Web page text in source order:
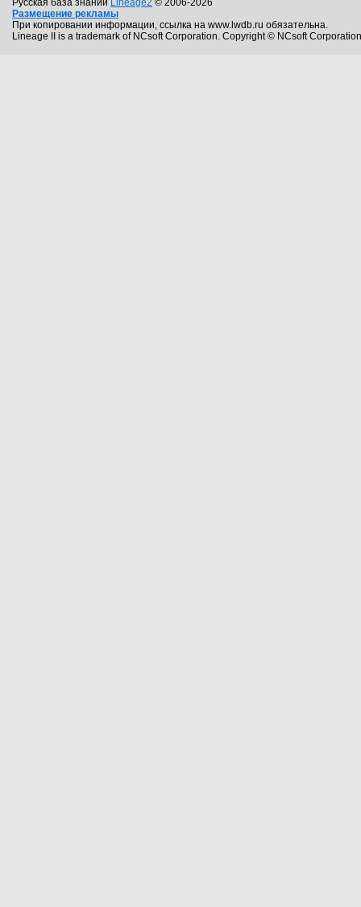
Русская база знаний Lineage2 © 2006-2026
Размещение рекламы
При копировании информации, ссылка на www.lwdb.ru обязательна.
Lineage II is a trademark of NCsoft Corporation. Copyright © NCsoft